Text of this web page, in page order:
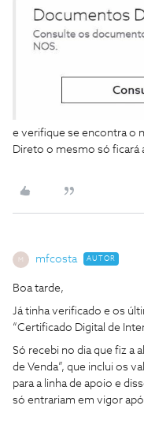
e verifique se encontra o
Direto o mesmo só ficará
M mfcosta AUTOR
Boa tarde,
Já tinha verificado e os
“Certificado Digital de
Só recebi no dia que fiz a
de Venda”, que inclui os
para a linha de apoio e
só entrariam em vigor